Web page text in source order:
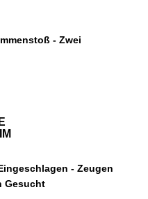
- Zwei
- Zeugen
Gesucht